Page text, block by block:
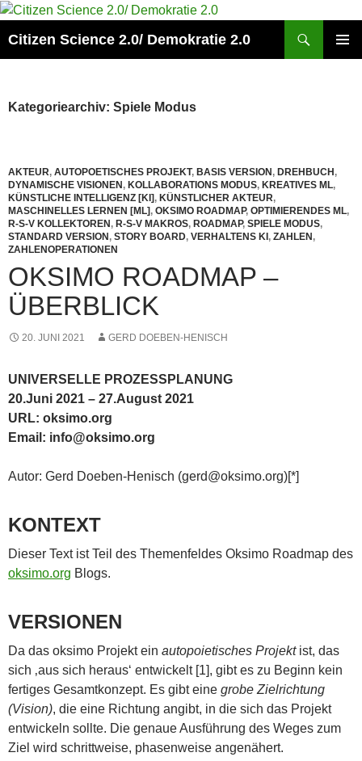
Zum
springen
Citizen Science 2.0/ Demokratie 2.0
Kategoriearchiv: Spiele Modus
AKTEUR, AUTOPOETISCHES PROJEKT, BASIS VERSION, DREHBUCH,
DYNAMISCHE VISIONEN, KOLLABORATIONS MODUS, KREATIVES ML,
KÜNSTLICHE INTELLIGENZ [KI], KÜNSTLICHER AKTEUR,
MASCHINELLES LERNEN [ML], OKSIMO ROADMAP, OPTIMIERENDES ML,
R-S-V KOLLEKTOREN, R-S-V MAKROS, ROADMAP, SPIELE MODUS,
STANDARD VERSION, STORY BOARD, VERHALTENS KI, ZAHLEN,
ZAHLENOPERATIONEN
OKSIMO ROADMAP –
ÜBERBLICK
20. JUNI 2021 GERD DOEBEN-HENISCH
UNIVERSELLE PROZESSPLANUNG
20.Juni 2021 – 27.August 2021
URL: oksimo.org
Email: info@oksimo.org
Autor: Gerd Doeben-Henisch (gerd@oksimo.org)[*]
KONTEXT
Dieser Text ist Teil des Themenfeldes Oksimo Roadmap des
oksimo.org Blogs.
VERSIONEN
Da das oksimo Projekt ein autopoietisches Projektist, das
sich ‚aus sich heraus‘ entwickelt [1], gibt es zu Beginn kein
fertiges Gesamtkonzept. Es gibt eine grobe Zielrichtung
(Vision), die eine Richtung angibt, in die sich das Projekt
entwickeln sollte. Die genaue Ausführung des Weges zum
Ziel wird schrittweise, phasenweise angenähert.